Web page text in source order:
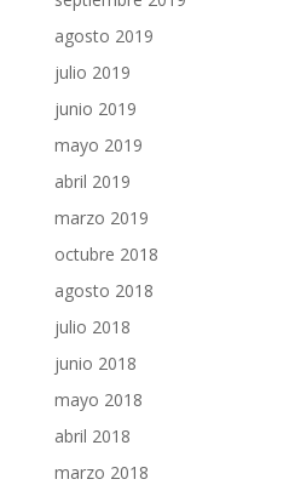
agosto 2019
julio 2019
junio 2019
mayo 2019
abril 2019
marzo 2019
octubre 2018
agosto 2018
julio 2018
junio 2018
mayo 2018
abril 2018
marzo 2018